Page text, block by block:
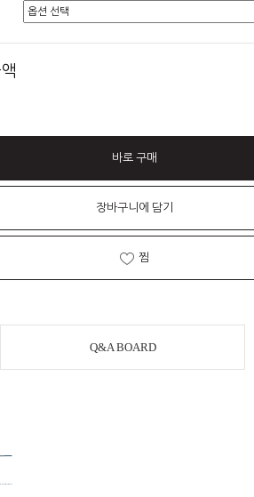
바로 구매
장바구니에 담기
찜
Q&A BOARD